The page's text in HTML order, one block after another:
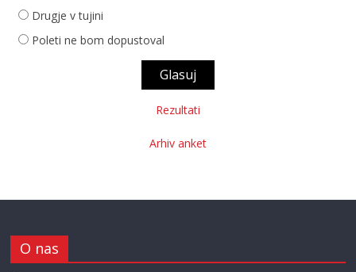
Drugje v tujini
Poleti ne bom dopustoval
Rezultati
Arhiv anket
O nas